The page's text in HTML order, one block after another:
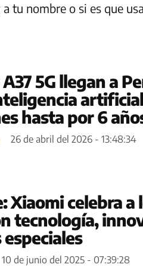
tu nombre o si es que
5G llegan a
hasta por 6
26 de abril del 2026 - 13:48:34
Xiaomi celebra a
tecnología,
10 de junio del 2025 - 07:39:28